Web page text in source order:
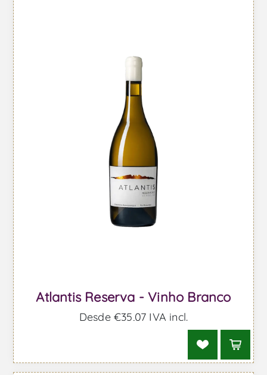
Atlantis Reserva - Vinho Branco
Desde €35,07 IVA incl.